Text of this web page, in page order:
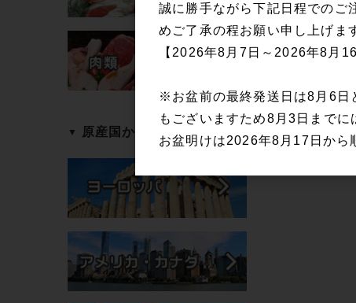
原産国から探す
誠に勝手ながら下記日程でのご
めご了承の程お願い申し上げま
【2026年8月7日～2026年8月16
※お盆前の最終発送日は8月6日
もございますため8月3日までに
お盆明けは2026年8月17日から